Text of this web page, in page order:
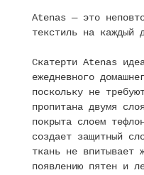
Atenas — это
текстиль на каждый
Скатерти Atenas
ежедневного
поскольку не
пропитана двумя
покрыта слоем
создает защитный
ткань не впитывает
появлению пятен и